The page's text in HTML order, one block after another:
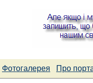
Фотогалерея Про